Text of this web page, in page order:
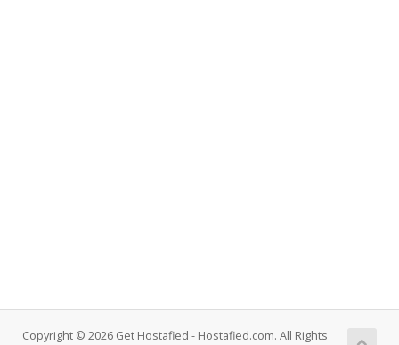
Copyright © 2026 Get Hostafied - Hostafied.com. All Rights